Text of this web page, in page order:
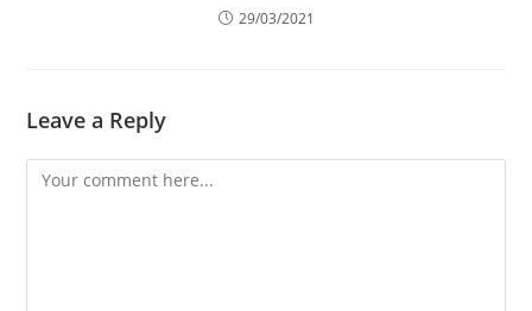
29/03/2021
Leave a Reply
Comment